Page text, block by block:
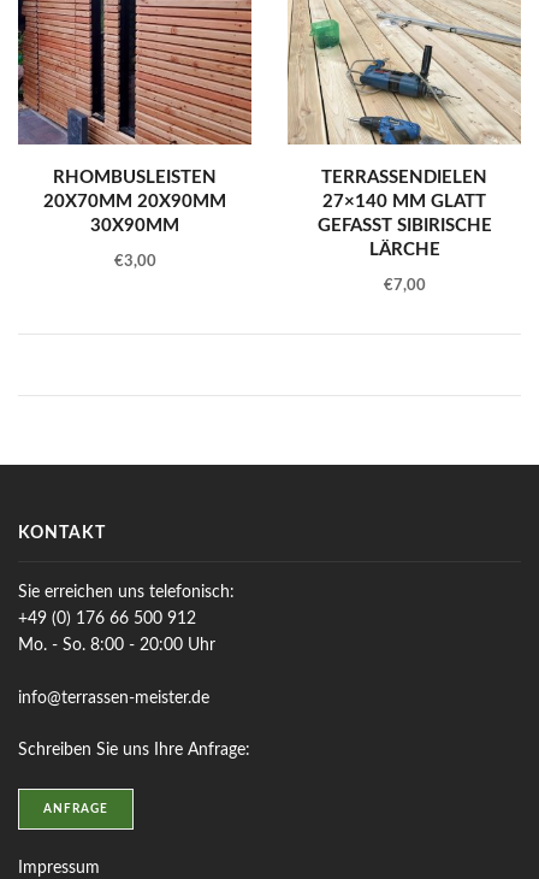
RHOMBUSLEISTEN
20X70MM 20X90MM
30X90MM
€3,00
TERRASSENDIELEN
27×140 MM GLATT
GEFASST SIBIRISCHE
LÄRCHE
€7,00
KONTAKT
Sie erreichen uns telefonisch:
+49 (0) 176 66 500 912
Mo. - So. 8:00 - 20:00 Uhr
info@terrassen-meister.de
Schreiben Sie uns Ihre Anfrage:
ANFRAGE
Impressum